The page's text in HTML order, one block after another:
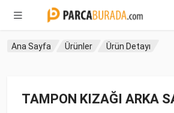
Ana Sayfa Ürünler Ürün Detayı
TAMPON KIZAĞI ARKA